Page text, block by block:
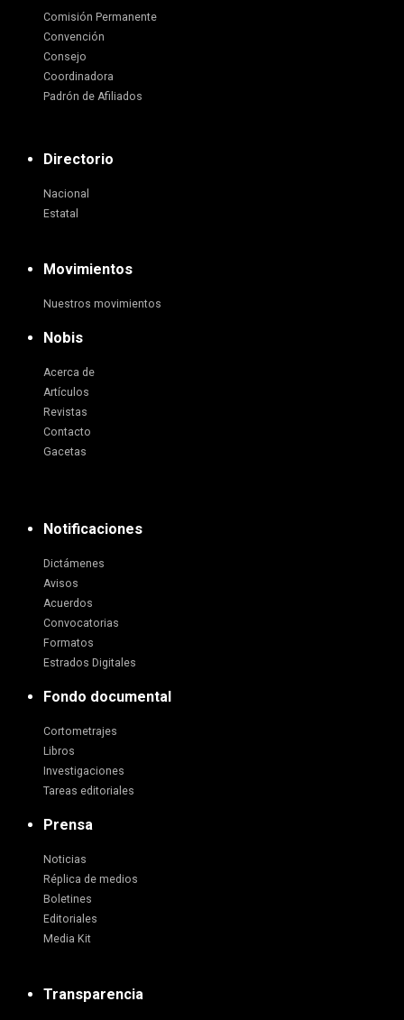
Comisión Permanente
Convención
Consejo
Coordinadora
Padrón de Afiliados
Directorio
Nacional
Estatal
Movimientos
Nuestros movimientos
Nobis
Acerca de
Artículos
Revistas
Contacto
Gacetas
Notificaciones
Dictámenes
Avisos
Acuerdos
Convocatorias
Formatos
Estrados Digitales
Fondo documental
Cortometrajes
Libros
Investigaciones
Tareas editoriales
Prensa
Noticias
Réplica de medios
Boletines
Editoriales
Media Kit
Transparencia